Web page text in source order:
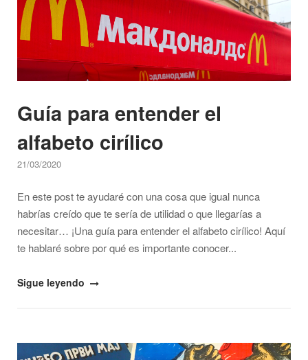
Guía para entender el
alfabeto cirílico
21/03/2020
En este post te ayudaré con una cosa que igual nunca
habrías creído que te sería de utilidad o que llegarías a
necesitar… ¡Una guía para entender el alfabeto cirílico! Aquí
te hablaré sobre por qué es importante conocer...
"Guía
alfabeto
Sigue leyendo
Open post